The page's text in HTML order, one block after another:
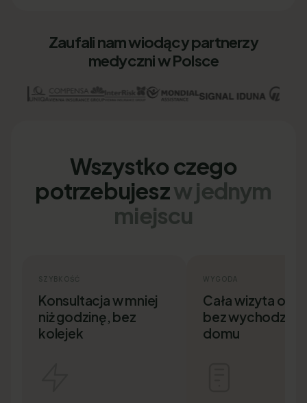
Zaufali nam wiodący partnerzy
medyczni w Polsce
Wszystko czego
potrzebujeszw jednym
miejscu
SZYBKOŚĆ
Konsultacja w mniej
niż godzinę, bez
kolejek
WYGODA
Cała wizyta
bez
domu